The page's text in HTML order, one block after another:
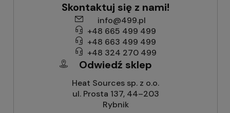
Skontaktuj się z nami!
info@499.pl
+48 665 499 499
+48 663 499 499
+48 324 270 499
Odwiedź sklep
Heat Sources sp. z o.o.
ul. Prosta 137, 44–203
Rybnik